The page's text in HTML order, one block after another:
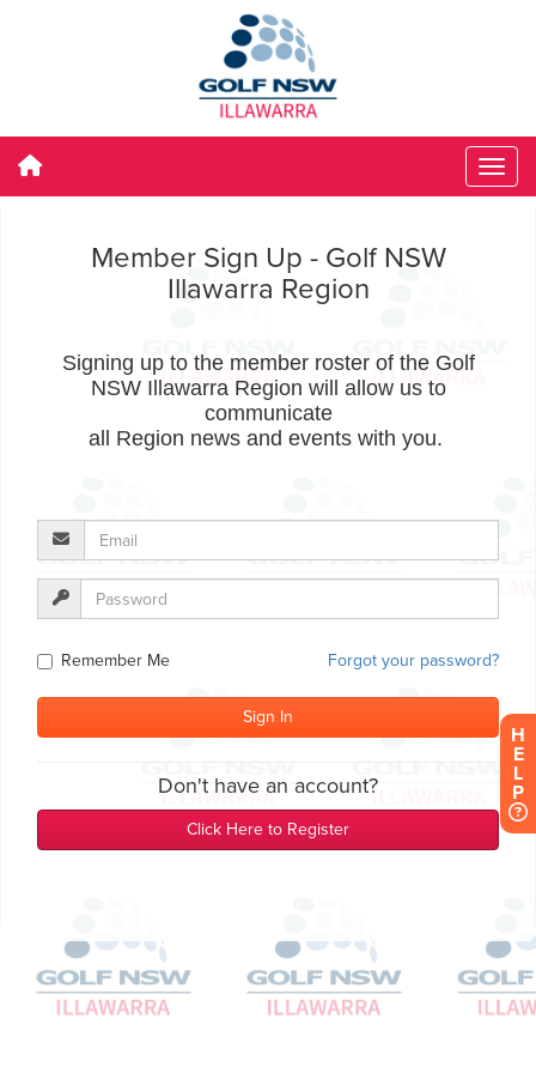
H
E
L
P